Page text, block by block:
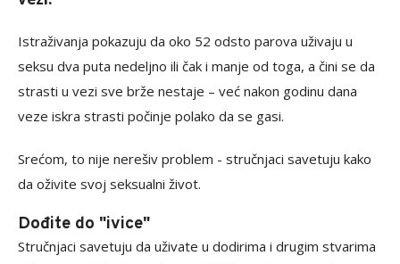
Istraživanja pokazuju da oko 52 odsto parova uživaju u
seksu dva puta nedeljno ili čak i manje od toga, a čini se da
strasti u vezi sve brže nestaje – već nakon godinu dana
veze iskra strasti počinje polako da se gasi.
Srećom, to nije nerešiv problem - stručnjaci savetuju kako
da oživite svoj seksualni život.
Dođite do "ivice"
Stručnjaci savetuju da uživate u dodirima i drugim stvarima